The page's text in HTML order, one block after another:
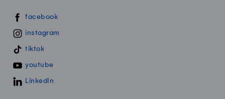
Swissmillk auf Social Media
facebook
instagram
tiktok
youtube
LinkedIn